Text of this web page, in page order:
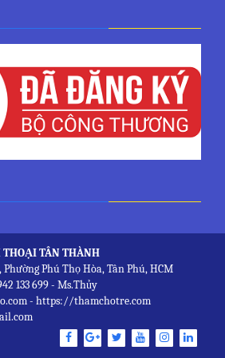
THOẠI TÂN THÀNH
Phú Thọ Hòa, Tân Phú, HCM
133 699 - Ms.Thủy
- https://thamchotre.com